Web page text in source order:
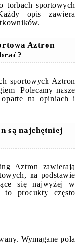
torbach sportowych
opis zawiera
Aztron
sportowych Aztron
Polecamy nasze
na opiniach i
są najchętniej
Aztron zawierają
na podstawie
się najwyżej w
to produkty często
Wymagane pola